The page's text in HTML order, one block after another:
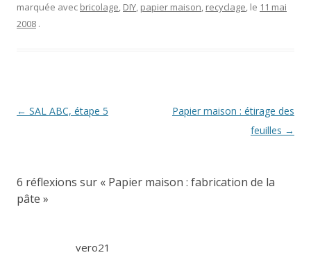
marquée avec bricolage, DIY, papier maison, recyclage, le 11 mai
2008 .
Navigation
← SAL ABC, étape 5
Papier maison : étirage des
feuilles →
6 réflexions sur « Papier maison : fabrication de la
pâte »
vero21